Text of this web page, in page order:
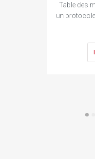
Table des
un